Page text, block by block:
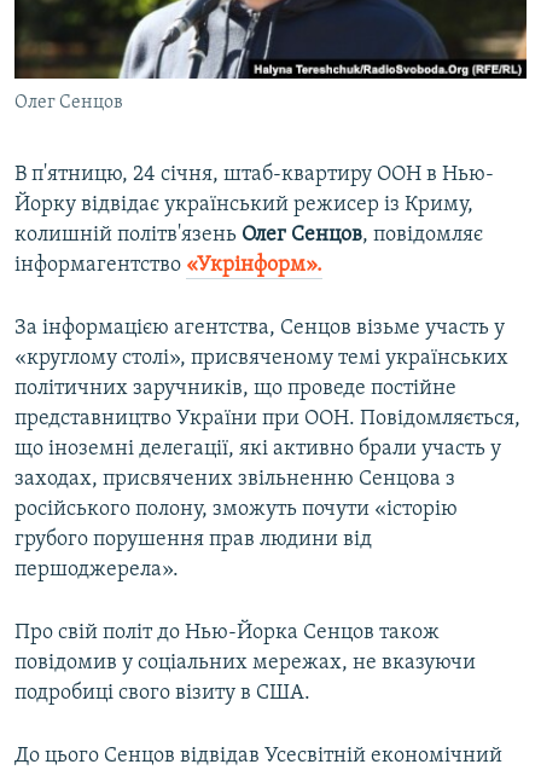
ВІДЕОУРОКИ «ELIFBE»
СВІДЧЕННЯ ОКУПАЦІЇ
УКРАЇНСЬКА ПРОБЛЕМА КРИМУ
Русский
Qırımtatar
Усі сайти RFE/RL
Олег Сенцов
В п'ятницю, 24 січня, штаб-квартиру ООН в Нью-
Йорку відвідає український режисер із Криму,
колишній політв'язень Олег Сенцов, повідомляє
інформагентство «Укрінформ».
За інформацією агентства, Сенцов візьме участь у
«круглому столі», присвяченому темі українських
політичних заручників, що проведе постійне
представництво України при ООН. Повідомляється,
що іноземні делегації, які активно брали участь у
заходах, присвячених звільненню Сенцова з
російського полону, зможуть почути «історію
грубого порушення прав людини від
першоджерела».
Про свій політ до Нью-Йорка Сенцов також
повідомив у соціальних мережах, не вказуючи
подробиці свого візиту в США.
До цього Сенцов відвідав Усесвітній економічний